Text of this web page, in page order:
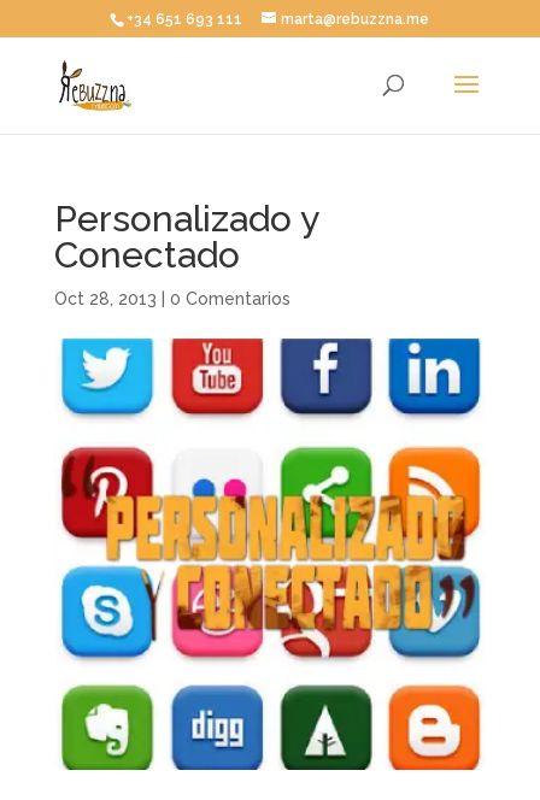
+34 651 693 111 marta@rebuzzna.me
Personalizado y
Conectado
Oct 28, 2013 0 Comentarios